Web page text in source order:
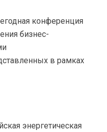
конференция
бизнес-
в рамках
энергетическая